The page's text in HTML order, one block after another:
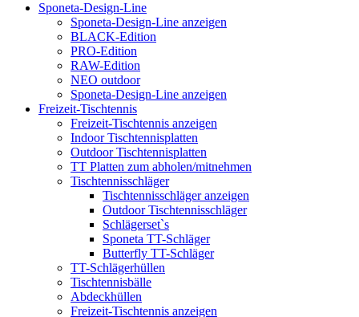
Sponeta-Design-Line
Sponeta-Design-Line anzeigen
BLACK-Edition
PRO-Edition
RAW-Edition
NEO outdoor
Sponeta-Design-Line anzeigen
Freizeit-Tischtennis
Freizeit-Tischtennis anzeigen
Indoor Tischtennisplatten
Outdoor Tischtennisplatten
TT Platten zum abholen/mitnehmen
Tischtennisschläger
Tischtennisschläger anzeigen
Outdoor Tischtennisschläger
Schlägerset`s
Sponeta TT-Schläger
Butterfly TT-Schläger
TT-Schlägerhüllen
Tischtennisbälle
Abdeckhüllen
Freizeit-Tischtennis anzeigen